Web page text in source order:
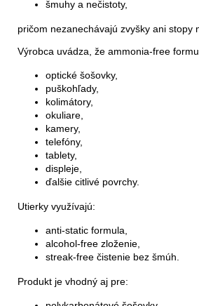
šmuhy a nečistoty,
pričom nezanechávajú zvyšky ani stopy
Výrobca uvádza, že ammonia-free
optické šošovky,
puškohľady,
kolimátory,
okuliare,
kamery,
telefóny,
tablety,
displeje,
ďalšie citlivé povrchy.
Utierky využívajú:
anti-static formula,
alcohol-free zloženie,
streak-free čistenie bez šmúh.
Produkt je vhodný aj pre: